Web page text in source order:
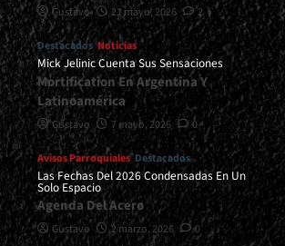
Gustavo 21 mayo, 2026 2
Destacados Noticias
Mick Jelinic Cuenta Sus Sensaciones
Mortification En Argentina Y
Latinoamérica
Gustavo 7 mayo, 2026 0
Avisos Parroquiales Destacados
Las Fechas Del 2026 Condensadas En Un
Solo Espacio
Agenda Del Acero
Gustavo 2 marzo, 2026 0